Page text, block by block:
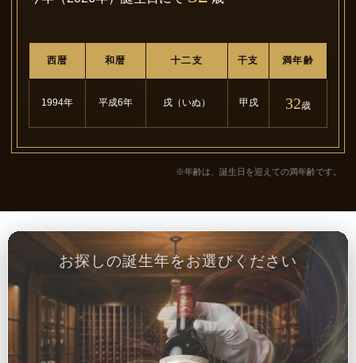
西暦 和暦 十二支 干支 満年齢
1994年 平成6年 戌（いぬ） 甲戌 32歳
※年齢は、誕生日を迎えての満年齢です。
お探しの誕生年をお選びください